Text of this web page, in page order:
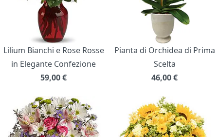
Lilium Bianchi e Rose Rosse
in Elegante Confezione
59,00€
Pianta di Orchidea di Prima
Scelta
46,00€